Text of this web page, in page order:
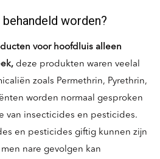
worden?
voor hoofdluis alleen
deze produkten waren veelal
zoals Permethrin, Pyrethrin,
worden normaal gesproken
van insecticides en pesticides.
en pesticides giftig kunnen zijn
nare gevolgen kan